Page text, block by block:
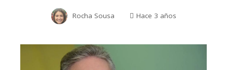
Rocha Sousa Hace 3 años